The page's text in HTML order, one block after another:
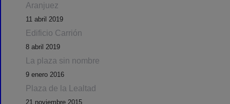
Aranjuez
11 abril 2019
Edificio Carrión
8 abril 2019
La plaza sin nombre
9 enero 2016
Plaza de la Lealtad
21 noviembre 2015